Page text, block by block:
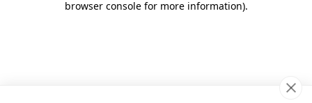
browser console for more information).